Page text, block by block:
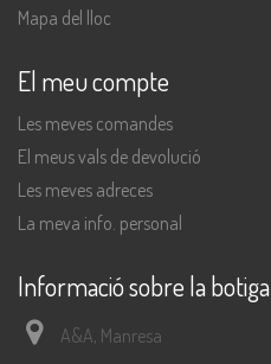
Mapa del lloc
El meu compte
Les meves comandes
El meus vals de devolució
Les meves adreces
La meva info. personal
Informació sobre la botiga
A&A, Manresa